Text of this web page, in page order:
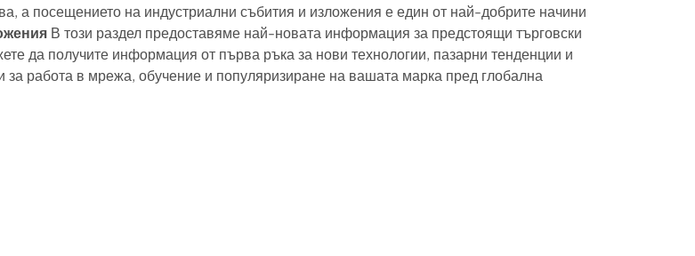
а посещението на индустриални събития и изложения е един от най-добрите начини
В този раздел предоставяме най-новата информация за предстоящи търговски
да получите информация от първа ръка за нови технологии, пазарни тенденции и
работа в мрежа, обучение и популяризиране на вашата марка пред глобална